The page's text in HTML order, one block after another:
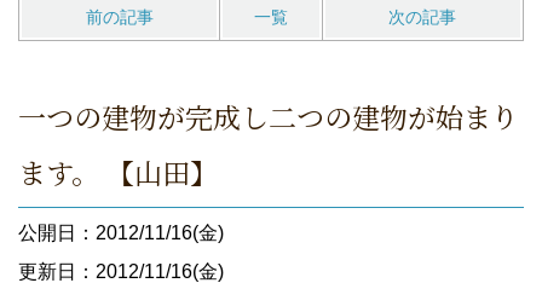
前の記事 一覧 次の記事
一つの建物が完成し二つの建物が始まり
ます。 【山田】
公開日：2012/11/16(金)
更新日：2012/11/16(金)